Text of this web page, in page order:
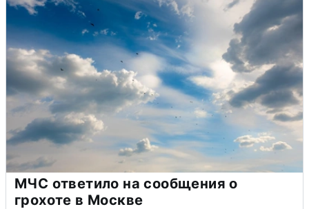
МЧС ответило на сообщения о
грохоте в Москве